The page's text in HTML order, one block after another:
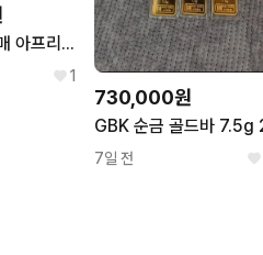
아프리카 골드바 판매 아프리카 금괴바 판매 합니다
1
730,000원
7일 전